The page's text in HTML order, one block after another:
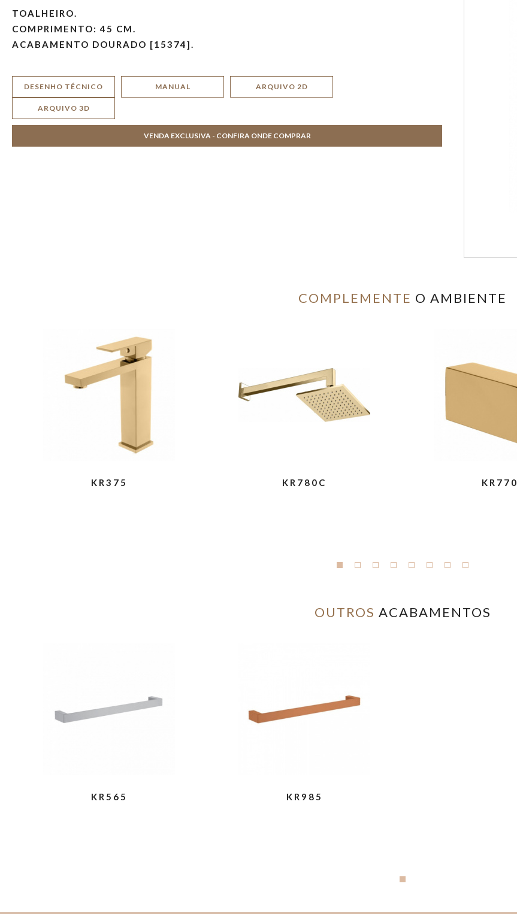
TOALHEIRO.
COMPRIMENTO: 45 CM.
ACABAMENTO DOURADO [15374].
DESENHO TÉCNICO MANUAL ARQUIVO 2D
ARQUIVO 3D
VENDA EXCLUSIVA - CONFIRA ONDE COMPRAR
COMPLEMENTE O AMBIENTE
KR375 KR780C KR770
OUTROS ACABAMENTOS
KR565 KR985